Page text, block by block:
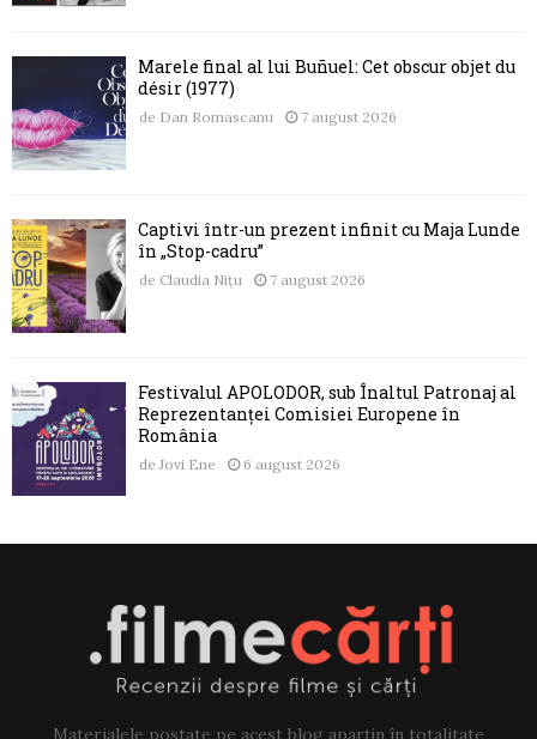
Marele final al lui Buñuel: Cet obscur objet du
désir (1977)
de Dan Romascanu 7 august 2026
Captivi într-un prezent infinit cu Maja Lunde
în „Stop-cadru”
de Claudia Nițu 7 august 2026
Festivalul APOLODOR, sub Înaltul Patronaj al
Reprezentanței Comisiei Europene în
România
de Jovi Ene 6 august 2026
Materialele postate pe acest blog aparțin în totalitate